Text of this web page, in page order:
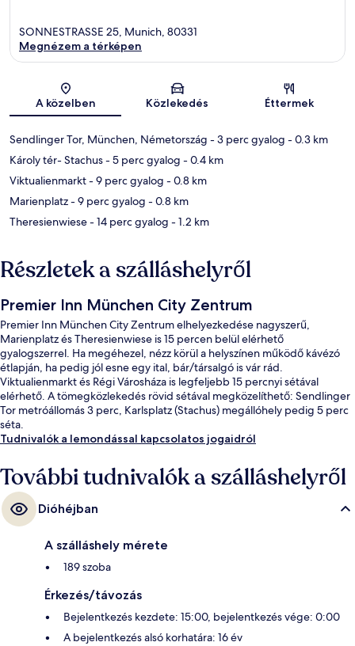
Térkép
SONNESTRASSE 25, Munich, 80331
Megnézem a térképen
A közelben Közlekedés Éttermek
Sendlinger Tor, München, Németország - 3 perc gyalog - 0.3 km
Károly tér- Stachus- 5 perc gyalog - 0.4 km
Viktualienmarkt- 9 perc gyalog - 0.8 km
Marienplatz- 9 perc gyalog - 0.8 km
Theresienwiese- 14 perc gyalog - 1.2 km
Részletek a szálláshelyről
Premier Inn München City Zentrum
Premier Inn München City Zentrum elhelyezkedése nagyszerű,
Marienplatz és Theresienwiese is 15 percen belül elérhető
gyalogszerrel. Ha megéhezel, nézz körül a helyszínen működő kávézó
étlapján, ha pedig jól esne egy ital, bár/társalgó is vár rád.
Viktualienmarkt és Régi Városháza is legfeljebb 15 percnyi sétával
elérhető. A tömegközlekedés rövid sétával megközelíthető: Sendlinger
Tor metróállomás 3 perc, Karlsplatz (Stachus) megállóhely pedig 5 perc
séta.
Tudnivalók a lemondással kapcsolatos jogaidról
További tudnivalók a szálláshelyről
Dióhéjban
A szálláshely mérete
189 szoba
Érkezés/távozás
Bejelentkezés kezdete: 15:00, bejelentkezés vége: 0:00
A bejelentkezés alsó korhatára: 16 év